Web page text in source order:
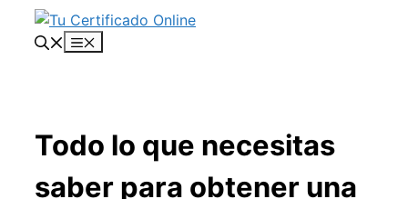
Saltar
Menú
Todo lo que necesitas
saber para obtener una